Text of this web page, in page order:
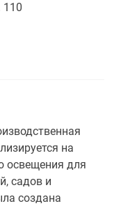
110
на
освещения для
садов и
создана